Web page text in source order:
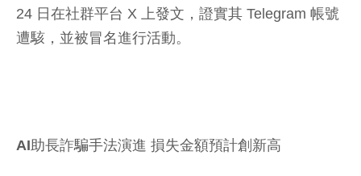
24 日在社群平台 X 上發文，證實其 Telegram 帳號
遭駭，並被冒名進行活動。
AI助長詐騙手法演進 損失金額預計創新高